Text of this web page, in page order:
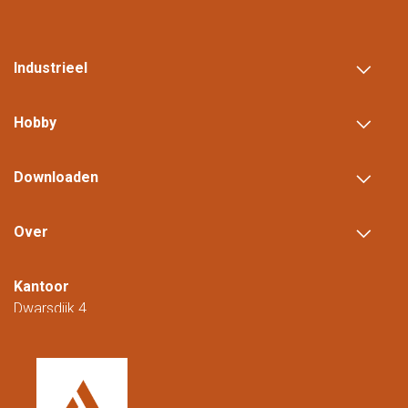
Industrieel
Hobby
Downloaden
Over
Kantoor
Dwarsdijk 4
Nederland